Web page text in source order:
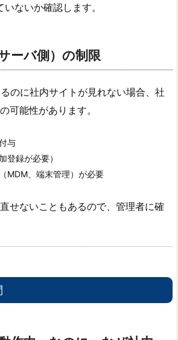
ないか確認します。
ーバ側）の制限
のに社内サイトが見れない場合、社
可能性があります。
与
登録が必要）
MDM、端末管理）が必要
せないこともあるので、管理者に確